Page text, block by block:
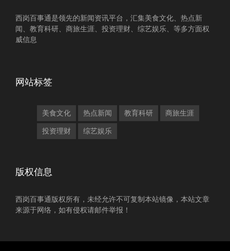
西岗百事通是领先的新闻资讯平台，汇集美食文化、热点新
闻、教育科研、商旅生涯、投资理财、综艺娱乐、等多方面权
威信息
网站标签
美食文化 热点新闻 教育科研 商旅生涯
投资理财 综艺娱乐
版权信息
西岗百事通版权所有，未经允许不可复制本站镜像，本站文章
来源于网络，如有侵权请邮件举报！